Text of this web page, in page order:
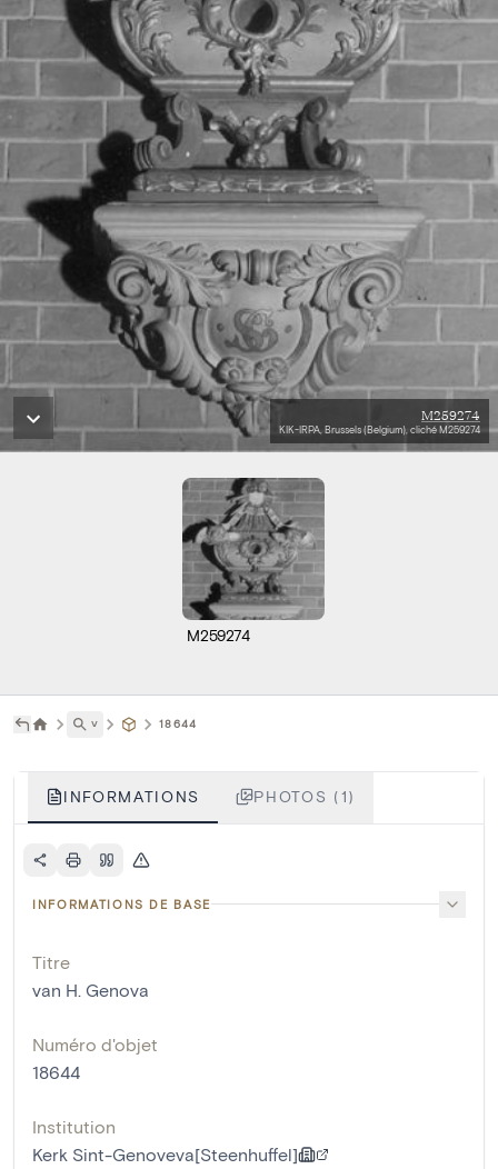
M259274
KIK-IRPA, Brussels (Belgium), cliché M259274
M259274
˅ 18644
INFORMATIONS PHOTOS (1)
INFORMATIONS DE BASE
Titre
van H. Genova
Numéro d'objet
18644
Institution
Kerk Sint-Genoveva[Steenhuffel]